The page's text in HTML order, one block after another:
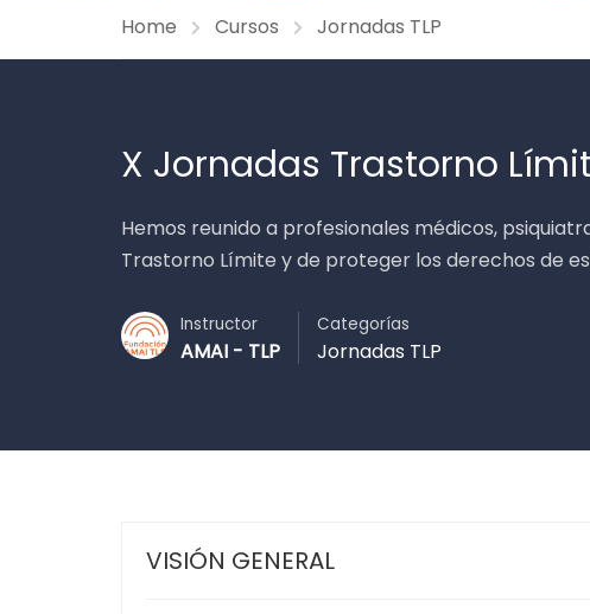
Home Cursos Jornadas TLP
X Jornadas Trastorno
Hemos reunido a profesionales médicos,
Trastorno Límite y de proteger los derechos de
Instructor
AMAI - TLP
Categorías
Jornadas TLP
VISIÓN GENERAL